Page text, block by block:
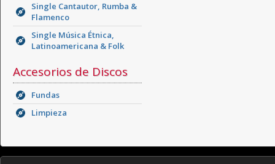
Single Cantautor, Rumba &
Flamenco
Single Música Étnica,
Latinoamericana & Folk
Accesorios de Discos
Fundas
Limpieza